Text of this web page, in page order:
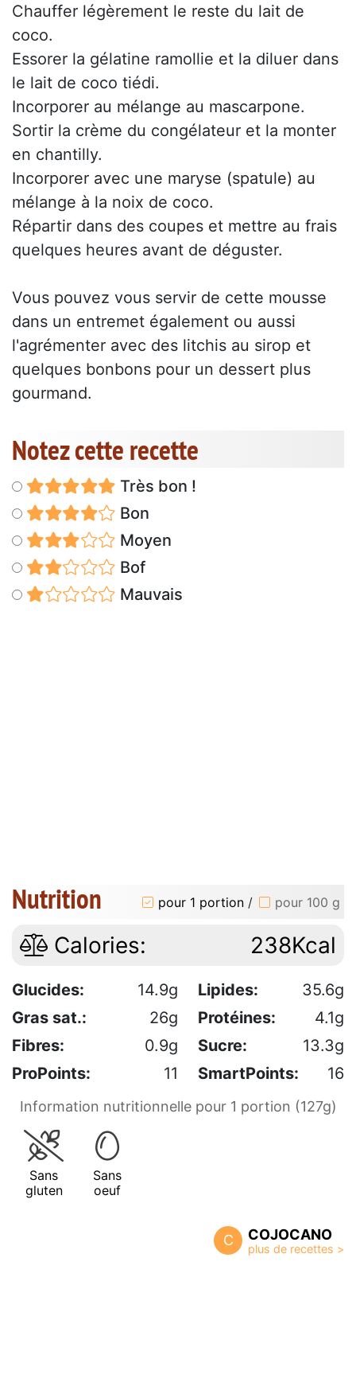
Chauffer légèrement le reste du lait de
coco.
Essorer la gélatine ramollie et la diluer dans
le lait de coco tiédi.
Incorporer au mélange au mascarpone.
Sortir la crème du congélateur et la monter
en chantilly.
Incorporer avec une maryse (spatule) au
mélange à la noix de coco.
Répartir dans des coupes et mettre au frais
quelques heures avant de déguster.
Vous pouvez vous servir de cette mousse
dans un entremet également ou aussi
l'agrémenter avec des litchis au sirop et
quelques bonbons pour un dessert plus
gourmand.
Notez cette recette
Très bon !
Bon
Moyen
Bof
Mauvais
Nutrition pour 1 portion / pour 100 g
Calories: 238Kcal
Glucides: 14.9g Lipides:
35.6g
Gras sat.:
26g Protéines:
4.1g
Fibres:
0.9g Sucre:
13.3g
ProPoints:
11 SmartPoints: 16
Information nutritionnelle pour 1 portion (127g)
Sans
gluten
Sans
oeuf
C COJOCANO